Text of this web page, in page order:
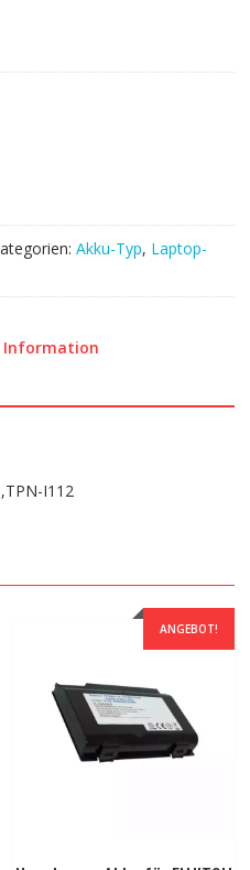
Akku-Typ, Laptop-
Information
I112
ANGEBOT!